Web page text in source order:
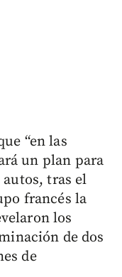
“en las
un plan para
tras el
francés la
los
de dos
de